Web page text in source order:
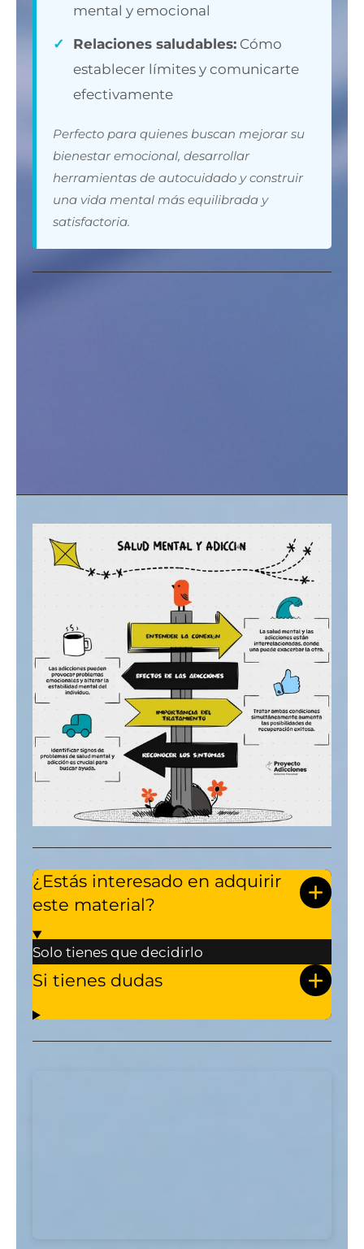
mental y emocional
✓
Relaciones saludables: Cómo
establecer límites y comunicarte
efectivamente
Perfecto para quienes buscan mejorar su
bienestar emocional, desarrollar
herramientas de autocuidado y construir
una vida mental más equilibrada y
satisfactoria.
¿Estás interesado en adquirir
este material?
Solo tienes que decidirlo
Si tienes dudas